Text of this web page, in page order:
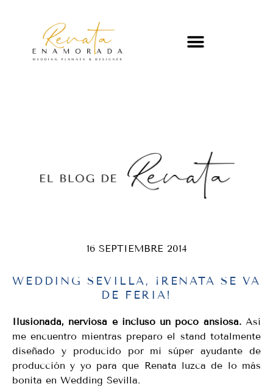
16 SEPTIEMBRE 2014
WEDDING SEVILLA, ¡RENATA SE VA
DE FERIA!
Ilusionada, nerviosa e incluso un poco ansiosa.Así
me encuentro mientras preparo el stand totalmente
diseñado y producido por mi súper ayudante de
producción y yo para que Renata luzca de lo más
bonita en Wedding Sevilla.